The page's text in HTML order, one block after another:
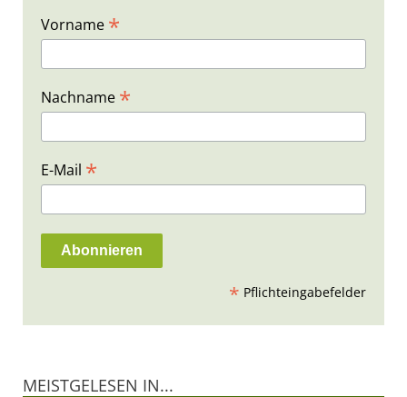
Vorname *
Nachname *
E-Mail *
* Pflichteingabefelder
MEISTGELESEN IN...